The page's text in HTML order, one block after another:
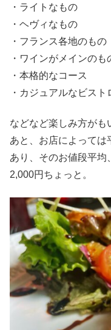
・ライトなもの
・ヘヴィなもの
・フランス各地のもの
・ワインがメインのも
・本格的なコース
・カジュアルなビスト
などなど楽しみ方がも
あと、お店によっては
あり、そのお値段平均
2,000円ちょっと。